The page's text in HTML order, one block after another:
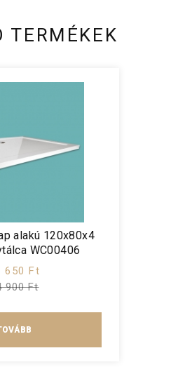
TERMÉKEK
alakú 120x80x4
WC00406
650 Ft
900 Ft